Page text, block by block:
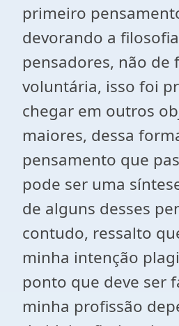
primeiro
devorando a
pensadores, não de
voluntária, isso foi
chegar em outros
maiores, dessa
pensamento que
pode ser uma
de alguns desses
contudo, ressalto
minha intenção
ponto que deve ser
minha profissão